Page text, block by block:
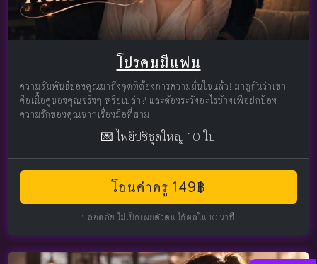
โปรคนมีแฟน
ความสัมพันธ์ของคุณมาถึงจุดที่ต้องการความมั่นใจแล้ว! มาดูกันว่าเขา
คือเนื้อคู่ของคุณจริงๆ หรือเปล่า? และต้องระวังอะไรบ้างเพื่อปกป้อง
ความรักของคุณจากเรื่องมือที่สาม
💌 ไพ่ยิปซีชุดใหญ่ 10 ใบ
โอนค่าครู 149฿
ปลอดภัย ไม่เปิดเผยตัวตน ได้ผลใน 10 นาที